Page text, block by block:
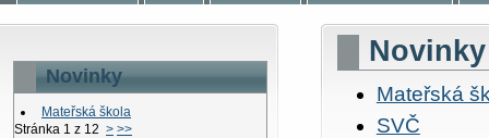
Novinky
Mateřská škola
Stránka 1 z 12 > >>
Novinky
Mateřská
SVČ